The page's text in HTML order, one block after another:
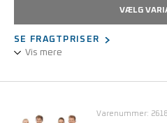
VÆLG
SE FRAGTPRISER
Vis mere
Varenummer: